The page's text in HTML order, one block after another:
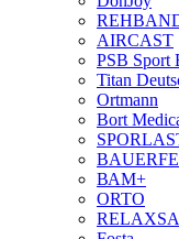
AIRCAST
PSB Sport
Titan
Ortmann
Bort
ВАМ+
ORTO